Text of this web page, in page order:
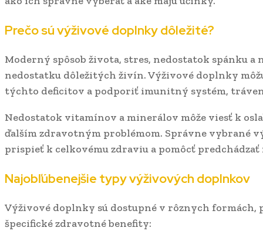
Prečo sú výživové doplnky dôležité?
Moderný spôsob života, stres, nedostatok spánku a
nedostatku dôležitých živín. Výživové doplnky
týchto deficitov a podporiť imunitný systém,
Nedostatok vitamínov a minerálov môže viesť k
ďalším zdravotným problémom. Správne vybrané
prispieť k celkovému zdraviu a pomôcť
Najobľúbenejšie typy výživových doplnkov
Výživové doplnky sú dostupné v rôznych formách,
špecifické zdravotné benefity: